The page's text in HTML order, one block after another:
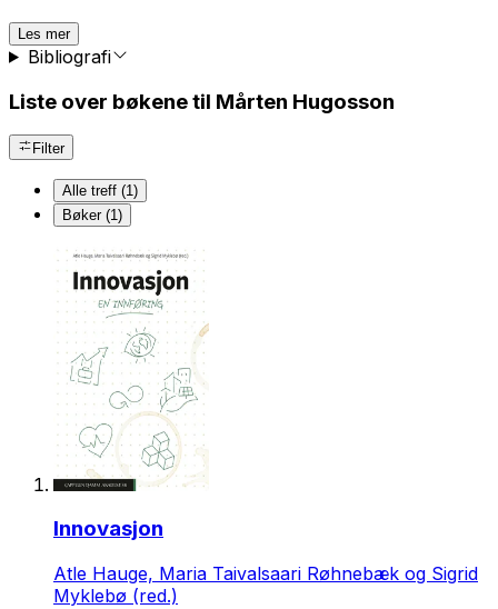
Les mer
Bibliografi
Liste over bøkene til Mårten Hugosson
Filter
Alle treff (1)
Bøker (1)
Innovasjon
Atle Hauge, Maria Taivalsaari Røhnebæk og Sigrid
Myklebø (red.)